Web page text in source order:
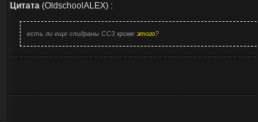
Цитата (OldschoolALEX) :
есть ли еще спидраны СС3 кроме этого?